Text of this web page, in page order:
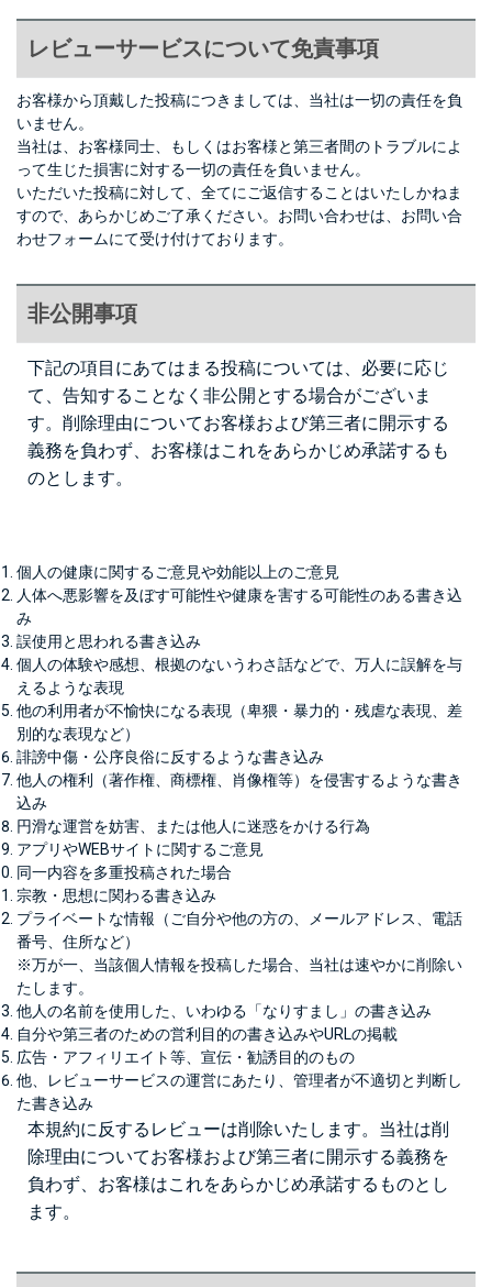
レビューサービスについて免責事項
お客様から頂戴した投稿につきましては、当社は一切の責任を負
いません。
当社は、お客様同士、もしくはお客様と第三者間のトラブルによ
って生じた損害に対する一切の責任を負いません。
いただいた投稿に対して、全てにご返信することはいたしかねま
すので、あらかじめご了承ください。お問い合わせは、 お問い合
わせフォームにて受け付けております。
非公開事項
下記の項目にあてはまる投稿については、必要に応じ
て、告知することなく非公開とする場合がございま
す。削除理由についてお客様および第三者に開示する
義務を負わず、お客様はこれをあらかじめ承諾するも
のとします。
個人の健康に関するご意見や効能以上のご意見
人体へ悪影響を及ぼす可能性や健康を害する可能性のある書き込
み
誤使用と思われる書き込み
個人の体験や感想、根拠のないうわさ話などで、万人に誤解を与
えるような表現
他の利用者が不愉快になる表現（卑猥・暴力的・残虐な表現、差
別的な表現など）
誹謗中傷・公序良俗に反するような書き込み
他人の権利（著作権、商標権、肖像権等）を侵害するような書き
込み
円滑な運営を妨害、または他人に迷惑をかける行為
アプリやWEBサイトに関するご意見
同一内容を多重投稿された場合
宗教・思想に関わる書き込み
プライベートな情報（ご自分や他の方の、メールアドレス、電話
番号、住所など）
※万が一、当該個人情報を投稿した場合、当社は速やかに削除い
たします。
他人の名前を使用した、いわゆる「なりすまし」の書き込み
自分や第三者のための営利目的の書き込みやURLの掲載
広告・アフィリエイト等、宣伝・勧誘目的のもの
他、レビューサービスの運営にあたり、管理者が不適切と判断し
た書き込み
本規約に反するレビューは削除いたします。当社は削
除理由についてお客様および第三者に開示する義務を
負わず、お客様はこれをあらかじめ承諾するものとし
ます。